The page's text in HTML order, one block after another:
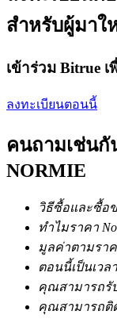
การวิเคราะ
แนะนำ
สำหรับผู้มาใ
เข้าร่วม Bitrue เ
ลงทะเบียนตอนนี้
คนถามเช่นกั
NORMIE
วิธีซื้อและซื้อข
ทำไมราคา
มูลค่าตามราค
ตอนนี้เป็นเวล
คุณสามารถรั
คุณสามารถติด